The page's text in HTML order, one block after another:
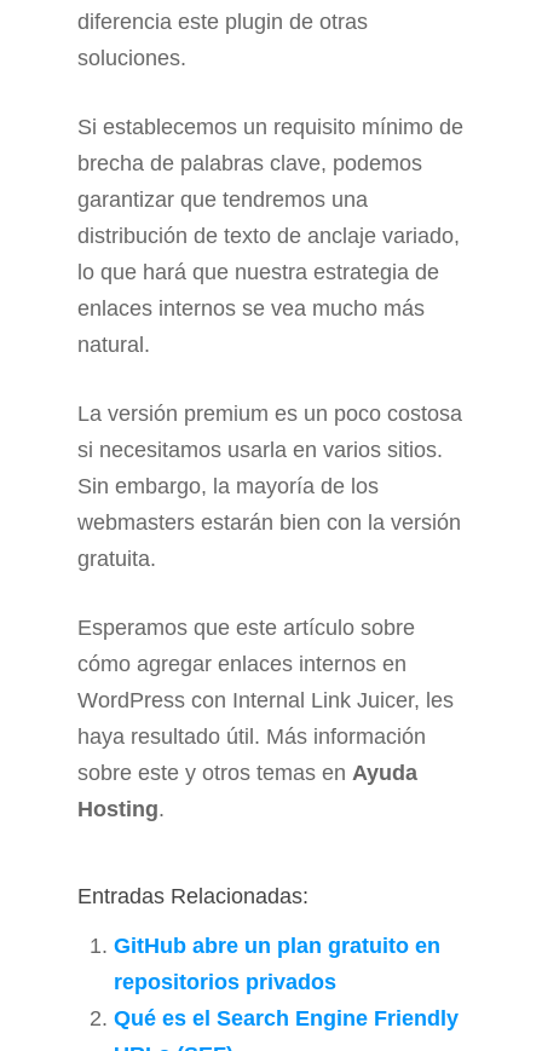
diferencia este plugin de otras
soluciones.
Si establecemos un requisito mínimo de
brecha de palabras clave, podemos
garantizar que tendremos una
distribución de texto de anclaje variado,
lo que hará que nuestra estrategia de
enlaces internos se vea mucho más
natural.
La versión premium es un poco costosa
si necesitamos usarla en varios sitios.
Sin embargo, la mayoría de los
webmasters estarán bien con la versión
gratuita.
Esperamos que este artículo sobre
cómo agregar enlaces internos en
WordPress con Internal Link Juicer, les
haya resultado útil. Más información
sobre este y otros temas en Ayuda
Hosting.
Entradas Relacionadas:
GitHub abre un plan gratuito en
repositorios privados
Qué es el Search Engine Friendly